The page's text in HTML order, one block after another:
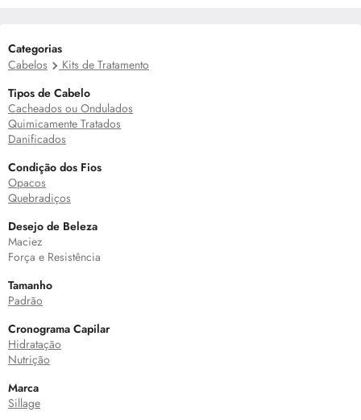
Categorias
Cabelos
Kits de Tratamento
Tipos de Cabelo
Cacheados ou Ondulados
Quimicamente Tratados
Danificados
Condição dos Fios
Opacos
Quebradiços
Desejo de Beleza
Maciez
Força e Resistência
Tamanho
Padrão
Cronograma Capilar
Hidratação
Nutrição
Marca
Sillage